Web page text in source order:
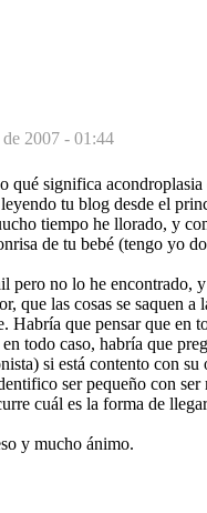
de 2007 - 01:44
qué significa acondroplasia
tu blog desde el
tiempo he llorado, y
de tu bebé (tengo yo
pero no lo he encontrado,
que las cosas se saquen a
Habría que pensar que en
todo caso, habría que
si está contento con su
ser pequeño con ser
cuál es la forma de
y mucho ánimo.